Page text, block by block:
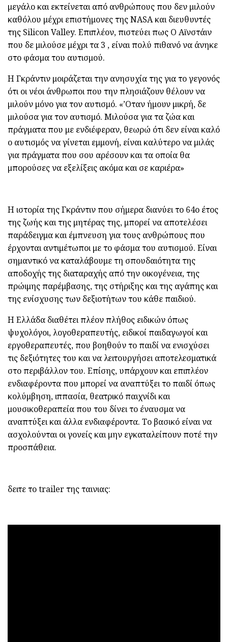
μεγάλο και εκτείνεται από ανθρώπους που δεν μιλούν
καθόλου μέχρι επιστήμονες της NASA και διευθυντές
της Silicon Valley. Επιπλέον, πιστεύει πως Ο Αϊνστάιν
που δε μιλούσε μέχρι τα 3 , είναι πολύ πιθανό να άνηκε
στο φάσμα του αυτισμού.
Η Γκράντιν μοιράζεται την ανησυχία της για το γεγονός
ότι οι νέοι άνθρωποι που την πλησιάζουν θέλουν να
μιλούν μόνο για τον αυτισμό. «’Οταν ήμουν μικρή, δε
μιλούσα για τον αυτισμό. Μιλούσα για τα ζώα και
πράγματα που με ενδιέφεραν, θεωρώ ότι δεν είναι καλό
ο αυτισμός να γίνεται εμμονή, είναι καλύτερο να μιλάς
για πράγματα που σου αρέσουν και τα οποία θα
μπορούσες να εξελίξεις ακόμα και σε καριέρα»
Η ιστορία της Γκράντιν που σήμερα διανύει το 64ο έτος
της ζωής και της μητέρας της, μπορεί να αποτελέσει
παράδειγμα και έμπνευση για τους ανθρώπους που
έρχονται αντιμέτωποι με το φάσμα του αυτισμού. Είναι
σημαντικό να καταλάβουμε τη σπουδαιότητα της
αποδοχής της διαταραχής από την οικογένεια, της
πρώιμης παρέμβασης, της στήριξης και της αγάπης και
της ενίσχυσης των δεξιοτήτων του κάθε παιδιού.
Η Ελλάδα διαθέτει πλέον πλήθος ειδικών όπως
ψυχολόγοι, λογοθεραπευτής, ειδικοί παιδαγωγοί και
εργοθεραπευτές, που βοηθούν το παιδί να ενισχύσει
τις δεξιότητες του και να λειτουργήσει αποτελεσματικά
στο περιβάλλον του. Επίσης, υπάρχουν και επιπλέον
ενδιαφέροντα που μπορεί να αναπτύξει το παιδί όπως
κολύμβηση, ιππασία, θεατρικό παιχνίδι και
μουσικοθεραπεία που του δίνει το έναυσμα να
αναπτύξει και άλλα ενδιαφέροντα. Το βασικό είναι να
ασχολούνται οι γονείς και μην εγκαταλείπουν ποτέ την
προσπάθεια.
δειτε το trailer της ταινιας: